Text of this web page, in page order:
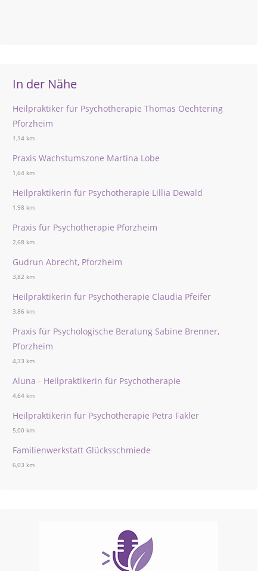
In der Nähe
Heilpraktiker für Psychotherapie Thomas Oechtering
Pforzheim
1,14 km
Praxis Wachstumszone Martina Lobe
1,64 km
Heilpraktikerin für Psychotherapie Lillia Dewald
1,98 km
Praxis für Psychotherapie Pforzheim
2,68 km
Gudrun Abrecht, Pforzheim
3,82 km
Heilpraktikerin für Psychotherapie Claudia Pfeifer
3,86 km
Praxis für Psychologische Beratung Sabine Brenner,
Pforzheim
4,33 km
Aluna - Heilpraktikerin für Psychotherapie
4,64 km
Heilpraktikerin für Psychotherapie Petra Fakler
5,00 km
Familienwerkstatt Glücksschmiede
6,03 km